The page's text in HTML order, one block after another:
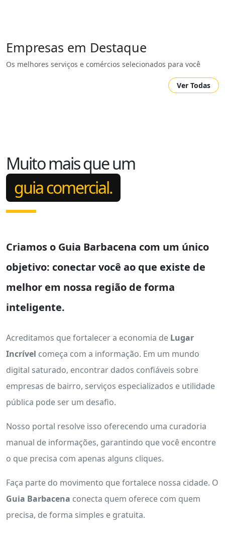
Empresas em Destaque
Os melhores serviços e comércios selecionados para você
Ver Todas
Muito mais que um
guia comercial.
Criamos o Guia Barbacena com um único
objetivo: conectar você ao que existe de
melhor em nossa região de forma
inteligente.
Acreditamos que fortalecer a economia de Lugar
Incrível começa com a informação. Em um mundo
digital saturado, encontrar dados confiáveis sobre
empresas de bairro, serviços especializados e utilidade
pública pode ser um desafio.
Nosso portal resolve isso oferecendo uma curadoria
manual de informações, garantindo que você encontre
o que precisa com apenas alguns cliques.
Faça parte do movimento que fortalece nossa cidade. O
Guia Barbacena conecta quem oferece com quem
precisa, de forma simples e gratuita.